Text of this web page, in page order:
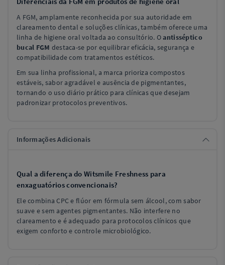
A FGM, amplamente reconhecida por sua autoridade em
clareamento dental e soluções clínicas, também oferece uma
linha de higiene oral voltada ao consultório. Oantisséptico
bucal FGM destaca-se por equilibrar eficácia, segurança e
compatibilidade com tratamentos estéticos.
Em sua linha profissional, a marca prioriza compostos
estáveis, sabor agradável e ausência de pigmentantes,
tornando o uso diário prático para clínicas que desejam
padronizar protocolos preventivos.
Informações Adicionais
Qual a diferença do Witsmile Freshness para
enxaguatórios convencionais?
Ele combina CPC e flúor em fórmula sem álcool, com sabor
suave e sem agentes pigmentantes. Não interfere no
clareamento e é adequado para protocolos clínicos que
exigem conforto e controle microbiológico.